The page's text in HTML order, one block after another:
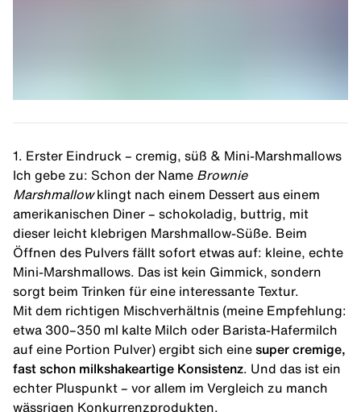
1. Erster Eindruck – cremig, süß & Mini-Marshmallows
Ich gebe zu: Schon der Name Brownie
Marshmallowklingt nach einem Dessert aus einem
amerikanischen Diner – schokoladig, buttrig, mit
dieser leicht klebrigen Marshmallow-Süße. Beim
Öffnen des Pulvers fällt sofort etwas auf: kleine, echte
Mini-Marshmallows. Das ist kein Gimmick, sondern
sorgt beim Trinken für eine interessante Textur.
Mit dem richtigen Mischverhältnis (meine Empfehlung:
etwa 300–350 ml kalte Milch oder Barista-Hafermilch
auf eine Portion Pulver) ergibt sich eine super cremige,
fast schon milkshakeartige Konsistenz . Und das ist ein
echter Pluspunkt – vor allem im Vergleich zu manch
wässrigen Konkurrenzprodukten.